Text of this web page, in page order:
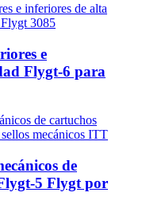
e
Flygt-6 para
de
5 Flygt por